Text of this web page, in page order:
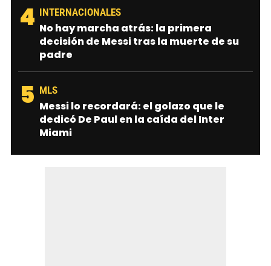
4 INTERNACIONALES
No hay marcha atrás: la primera
decisión de Messi tras la muerte de su
padre
5 MLS
Messi lo recordará: el golazo que le
dedicó De Paul en la caída del Inter
Miami